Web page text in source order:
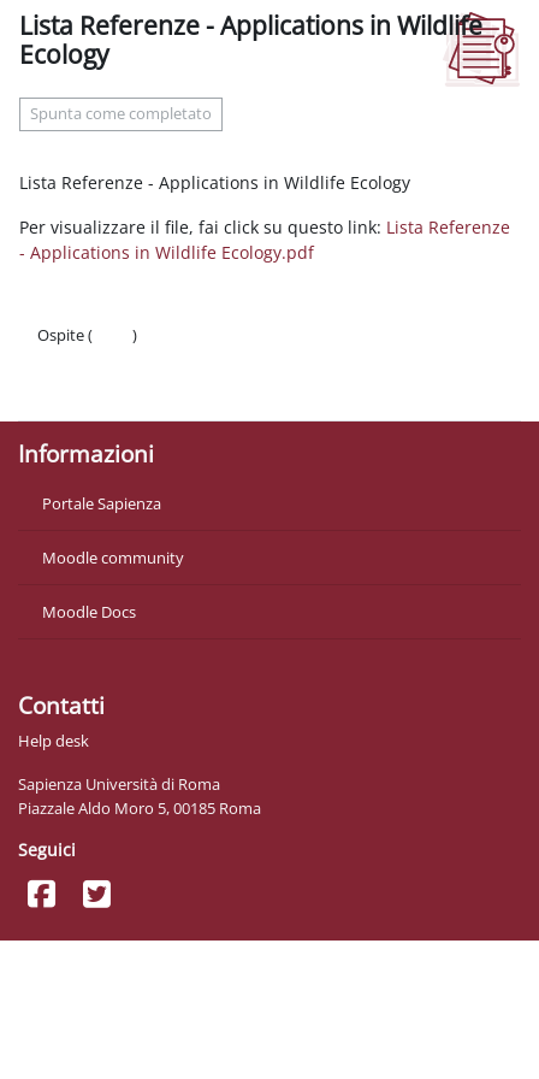
Lista Referenze - Applications in Wildlife
Ecology
Spunta come completato
Lista Referenze - Applications in Wildlife Ecology
Per visualizzare il file, fai click su questo link: Lista Referenze
- Applications in Wildlife Ecology.pdf
Ospite (
)
Informazioni
Portale Sapienza
Moodle community
Moodle Docs
Contatti
Help desk
Sapienza Università di Roma
Piazzale Aldo Moro 5, 00185 Roma
Seguici